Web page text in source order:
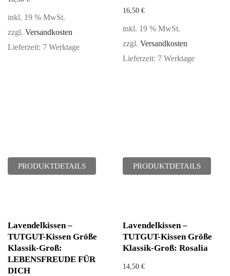
inkl. 19 % MwSt.
zzgl. Versandkosten
Lieferzeit: 7 Werktage
PRODUKTDETAILS
16,50 €
inkl. 19 % MwSt.
zzgl. Versandkosten
Lieferzeit: 7 Werktage
PRODUKTDETAILS
Lavendelkissen –
TUTGUT-Kissen Größe
Klassik-Groß:
LEBENSFREUDE FÜR
DICH
Lavendelkissen –
TUTGUT-Kissen Größe
Klassik-Groß: Rosalia
14,50 €